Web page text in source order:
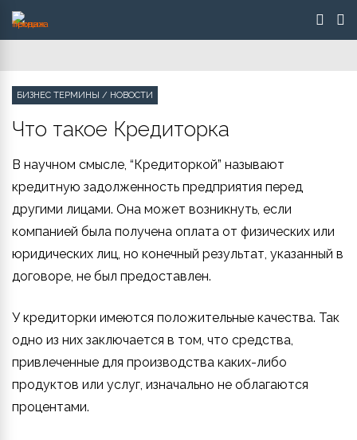
БИЗНЕС ТЕРМИНЫ / НОВОСТИ
Что такое Кредиторка
В научном смысле, “Кредиторкой” называют
кредитную задолженность предприятия перед
другими лицами. Она может возникнуть, если
компанией была получена оплата от физических или
юридических лиц, но конечный результат, указанный в
договоре, не был предоставлен.
У кредиторки имеются положительные качества. Так
одно из них заключается в том, что средства,
привлеченные для производства каких-либо
продуктов или услуг, изначально не облагаются
процентами.